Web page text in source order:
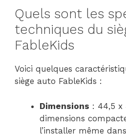
Quels sont les
techniques du
FableKids
Voici quelques
siège auto FableKids :
Dimensions : 44,5 x
dimensions
l’installer même